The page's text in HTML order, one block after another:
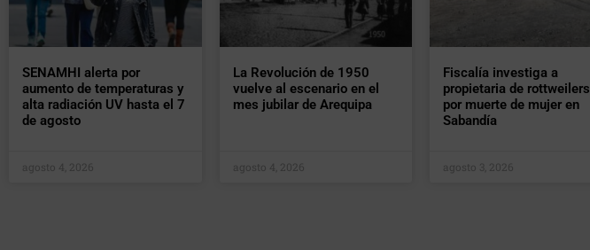
SENAMHI alerta por
aumento de temperaturas y
alta radiación UV hasta el 7
de agosto
agosto 4, 2026
La Revolución de 1950
vuelve al escenario en el
mes jubilar de Arequipa
agosto 4, 2026
Fiscalía investiga a
propietaria de rottweilers
por muerte de mujer en
Sabandía
agosto 3, 2026